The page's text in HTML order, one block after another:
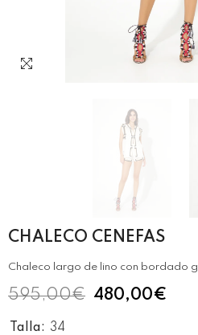
CHALECO CENEFAS
Chaleco largo de lino con bordado
595,00€ 480,00€
Talla: 34